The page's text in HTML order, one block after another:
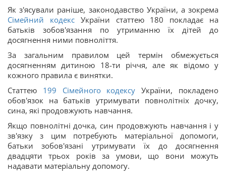
Як з'ясували раніше, законодавство України, а зокрема
Сімейний кодексУкраїни статтею 180 покладає на
батьків зобов'язання по утриманню їх дітей до
досягнення ними повноліття.
За загальним правилом цей термін обмежується
досягненням дитиною 18-ти річчя, але як відомо у
кожного правила є винятки.
Статтею 199 Сімейного кодексу України, покладено
обов'язок на батьків утримувати повнолітніх дочку,
сина, які продовжують навчання.
Якщо повнолітні дочка, син продовжують навчання і у
зв'язку з цим потребують матеріальної допомоги,
батьки зобов'язані утримувати їх до досягнення
двадцяти трьох років за умови, що вони можуть
надавати матеріальну допомогу.